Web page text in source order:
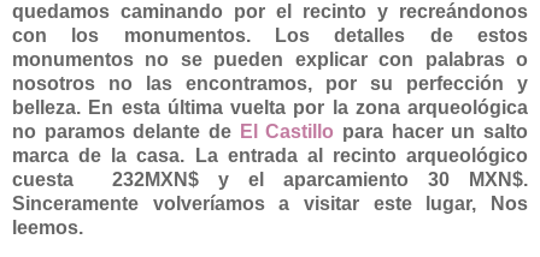
quedamos caminando por el recinto y recreándonos
con los monumentos. Los detalles de estos
monumentos no se pueden explicar con palabras o
nosotros no las encontramos, por su perfección y
belleza. En esta última vuelta por la zona arqueológica
no paramos delante de El Castillo para hacer un salto
marca de la casa. La entrada al recinto arqueológico
cuesta 232MXN$ y el aparcamiento 30 MXN$.
Sinceramente volveríamos a visitar este lugar, Nos
leemos.